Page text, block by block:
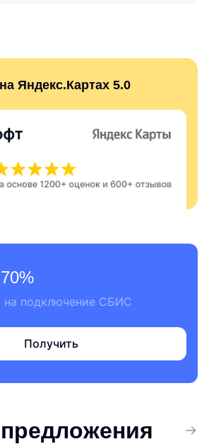
Яндекс.Картах 5.0
на подключение СБИС
Получить